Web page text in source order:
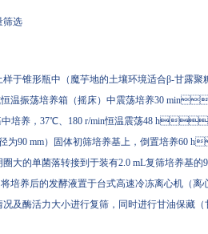
筛选
于锥形瓶中（魔芋地的土壤环境适合β-甘露聚糖
式恒温振荡培养箱（摇床）中震荡培养30
培养，37℃、180 r/min恒温震荡48
为90 mm）固体初筛培养基上，倒置培养60
明圈大的单菌落转接到于装有2.0 mL复筛培养基的
后的发酵液置于台式高速冷冻离心机（离心
况及酶活力大小进行复筛，同时进行甘油保藏（甘